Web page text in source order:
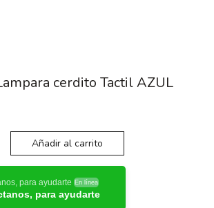
cerdito Tactil AZUL
Añadir al carrito
para ayudarte En línea
para ayudarte